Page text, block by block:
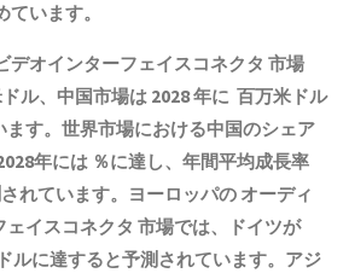
います。
デオインターフェイスコネクタ 市場
ル、中国市場は 2028 年に 百万米ドル
ます。世界市場における中国のシェア
年には ％に達し、年間平均成長率
されています。ヨーロッパの オーディ
イスコネクタ 市場では、ドイツが
ルに達すると予測されています。アジ